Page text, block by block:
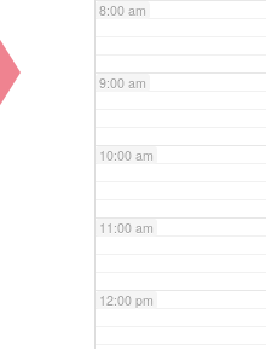
8:00 am
9:00 am
10:00 am
11:00 am
12:00 pm